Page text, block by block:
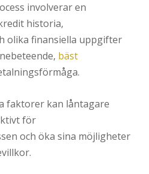
involverar en
historia,
olika finansiella uppgifter
bäst
faktorer kan låntagare
för
och öka sina möjligheter